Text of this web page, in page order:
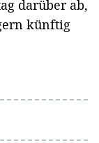
darüber ab,
künftig